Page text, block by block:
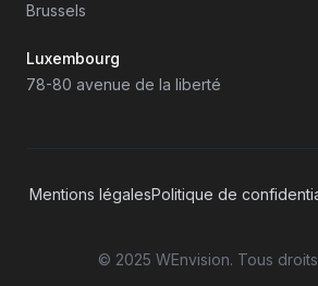
Brussels
Luxembourg
78-80 avenue de la liberté
Mentions légalesPolitique de
© 2025 WEnvision. Tous